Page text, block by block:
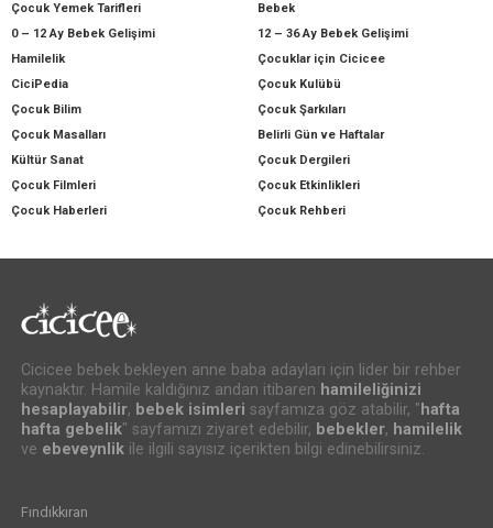
Çocuk Yemek Tarifleri
Bebek
0 – 12 Ay Bebek Gelişimi
12 – 36 Ay Bebek Gelişimi
Hamilelik
Çocuklar için Cicicee
CiciPedia
Çocuk Kulübü
Çocuk Bilim
Çocuk Şarkıları
Çocuk Masalları
Belirli Gün ve Haftalar
Kültür Sanat
Çocuk Dergileri
Çocuk Filmleri
Çocuk Etkinlikleri
Çocuk Haberleri
Çocuk Rehberi
Cicicee bebek bekleyen anne baba adayları için lider bir rehber
kaynaktır. Hamile kaldığınız andan itibaren hamileliğinizi
hesaplayabilir, bebek isimleri sayfamıza göz atabilir, "hafta
hafta gebelik" sayfamızı ziyaret edebilir, bebekler, hamilelik
ve ebeveynlikile ilgili sayısız içerikten bilgi edinebilirsiniz.
Fındıkkıran